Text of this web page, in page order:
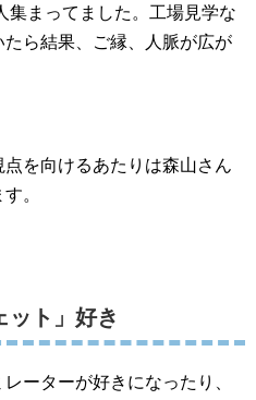
集まってました。工場見学な
ら結果、ご縁、人脈が広が
を向けるあたりは森山さん
。
ト」好き
ーターが好きになったり、